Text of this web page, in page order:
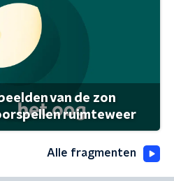
van de zon
ruimteweer
Alle fragmenten